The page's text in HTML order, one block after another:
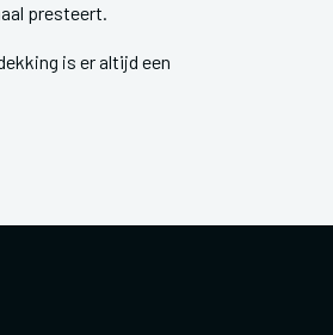
presteert.
is er altijd een